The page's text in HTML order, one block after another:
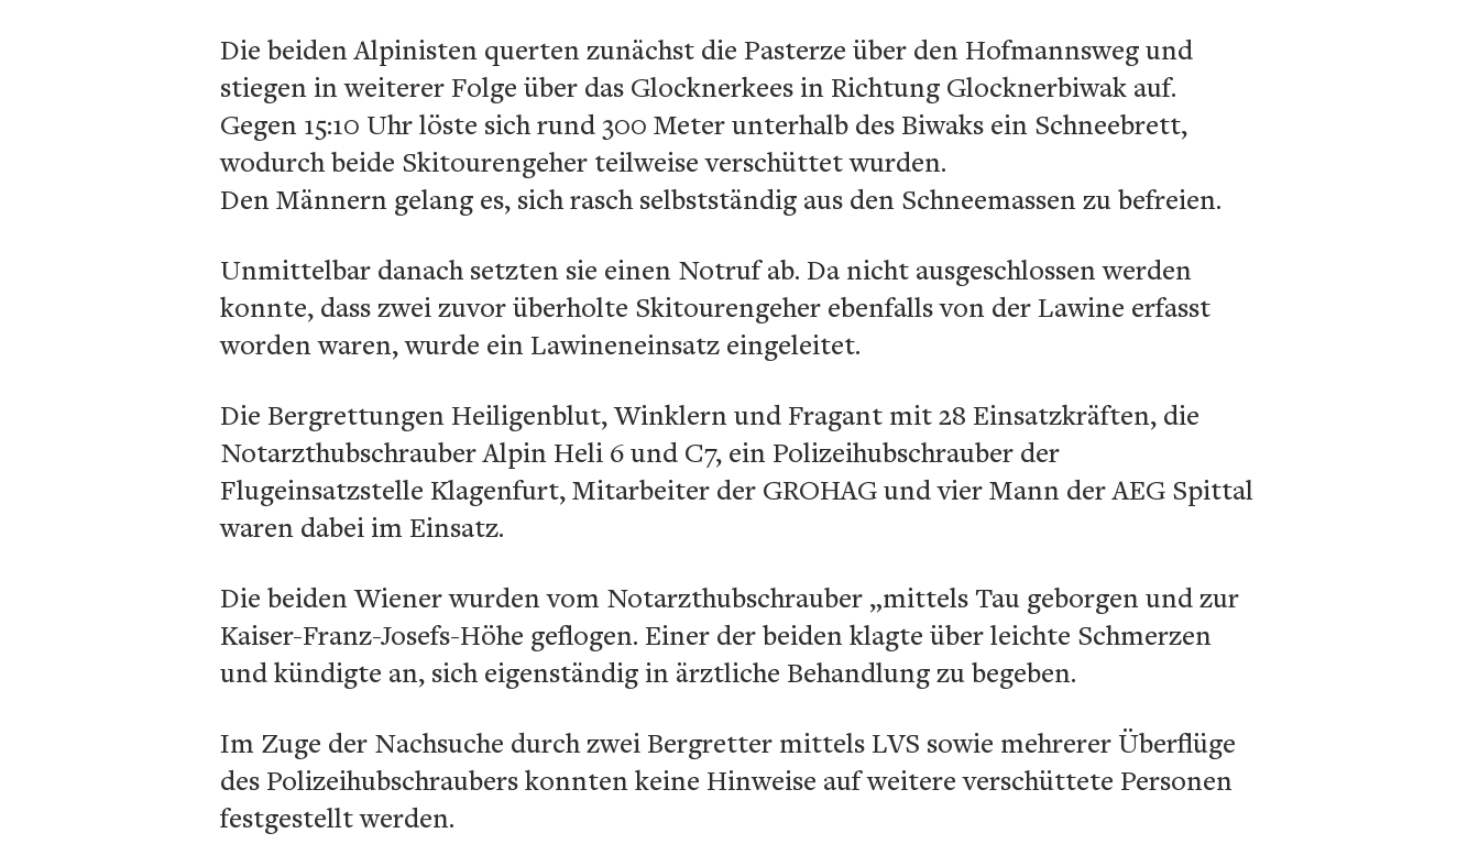
Die beiden Alpinisten querten zunächst die Pasterze über den Hofmannsweg und
stiegen in weiterer Folge über das Glocknerkees in Richtung Glocknerbiwak auf.
Gegen 15:10 Uhr löste sich rund 300 Meter unterhalb des Biwaks ein Schneebrett,
wodurch beide Skitourengeher teilweise verschüttet wurden.
Den Männern gelang es, sich rasch selbstständig aus den Schneemassen zu befreien.
Unmittelbar danach setzten sie einen Notruf ab. Da nicht ausgeschlossen werden
konnte, dass zwei zuvor überholte Skitourengeher ebenfalls von der Lawine erfasst
worden waren, wurde ein Lawineneinsatz eingeleitet.
Die Bergrettungen Heiligenblut, Winklern und Fragant mit 28 Einsatzkräften, die
Notarzthubschrauber Alpin Heli 6 und C7, ein Polizeihubschrauber der
Flugeinsatzstelle Klagenfurt, Mitarbeiter der GROHAG und vier Mann der AEG Spittal
waren dabei im Einsatz.
Die beiden Wiener wurden vom Notarzthubschrauber „mittels Tau geborgen und zur
Kaiser-Franz-Josefs-Höhe geflogen. Einer der beiden klagte über leichte Schmerzen
und kündigte an, sich eigenständig in ärztliche Behandlung zu begeben.
Im Zuge der Nachsuche durch zwei Bergretter mittels LVS sowie mehrerer Überflüge
des Polizeihubschraubers konnten keine Hinweise auf weitere verschüttete Personen
festgestellt werden.